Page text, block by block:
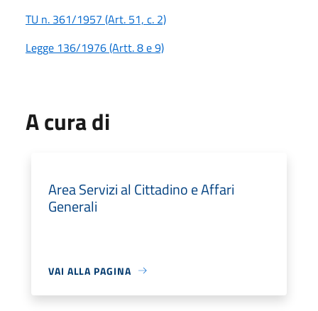
TU n. 361/1957 (Art. 51, c. 2)
Legge 136/1976 (Artt. 8 e 9)
A cura di
Area Servizi al Cittadino e Affari
Generali
VAI ALLA PAGINA